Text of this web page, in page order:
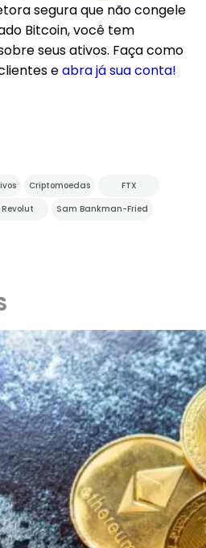
segura que não congele
Bitcoin, você tem
seus ativos. Faça como
eabra já sua conta!
Criptomoedas
FTX
Revolut Sam Bankman-Fried